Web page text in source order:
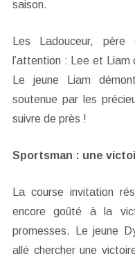
saison.
Les Ladouceur,
l’attention : Lee et
Le jeune Liam
soutenue par les
suivre de près !
Sportsman : une
La course invitation
encore goûté à la
promesses. Le jeune
allé chercher une